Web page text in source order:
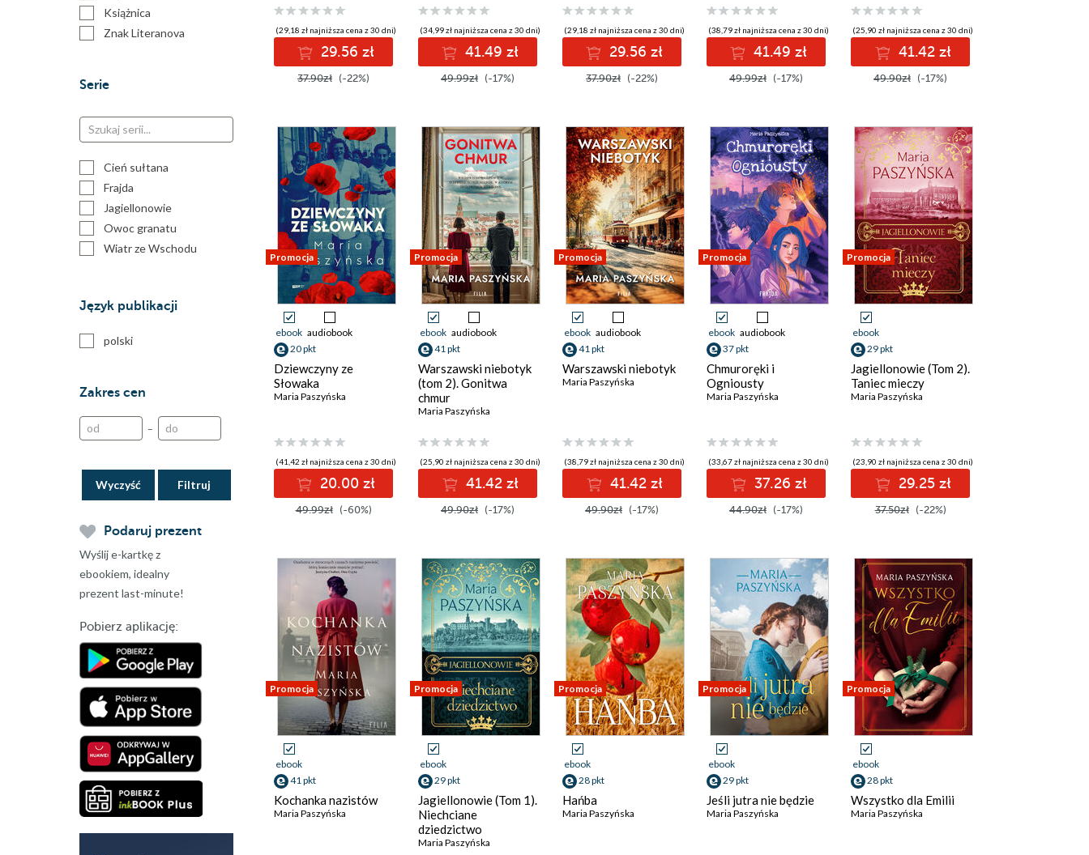
Książnica
Znak Literanova
Serie
Cień sułtana
Frajda
Jagiellonowie
Owoc granatu
Wiatr ze Wschodu
Język publikacji
polski
Zakres cen
–
Wyczyść
Podaruj prezent
Wyślij e-kartkę z
ebookiem, idealny
prezent last-minute!
Pobierz aplikację:
(29,18 zł najniższa cena z 30 dni)
29.56 zł
37.90zł (-22%)
(34,99 zł najniższa cena z 30 dni)
41.49 zł
49.99zł (-17%)
(29,18 zł najniższa cena z 30 dni)
29.56 zł
37.90zł (-22%)
(38,79 zł najniższa cena z 30 dni)
41.49 zł
49.99zł (-17%)
(25,90 zł najniższa cena z 30 dni)
41.42 zł
49.90zł (-17%)
Promocja
ebook audiobook
20 pkt
Dziewczyny ze
Słowaka
Maria Paszyńska
(41,42 zł najniższa cena z 30 dni)
20.00 zł
49.99zł (-60%)
Promocja
ebook audiobook
41 pkt
Warszawski niebotyk
(tom 2). Gonitwa
chmur
Maria Paszyńska
(25,90 zł najniższa cena z 30 dni)
41.42 zł
49.90zł (-17%)
Promocja
ebook audiobook
41 pkt
Warszawski niebotyk
Maria Paszyńska
(38,79 zł najniższa cena z 30 dni)
41.42 zł
49.90zł (-17%)
Promocja
ebook audiobook
37 pkt
Chmuroręki i
Ogniousty
Maria Paszyńska
(33,67 zł najniższa cena z 30 dni)
37.26 zł
44.90zł (-17%)
Promocja
ebook
29 pkt
Jagiellonowie (Tom 2).
Taniec mieczy
Maria Paszyńska
(23,90 zł najniższa cena z 30 dni)
29.25 zł
37.50zł (-22%)
Promocja
ebook
41 pkt
Kochanka nazistów
Maria Paszyńska
Promocja
ebook
29 pkt
Jagiellonowie (Tom 1).
Niechciane
dziedzictwo
Maria Paszyńska
Promocja
ebook
28 pkt
Hańba
Maria Paszyńska
Promocja
ebook
29 pkt
Jeśli jutra nie będzie
Maria Paszyńska
Promocja
ebook
28 pkt
Wszystko dla Emilii
Maria Paszyńska